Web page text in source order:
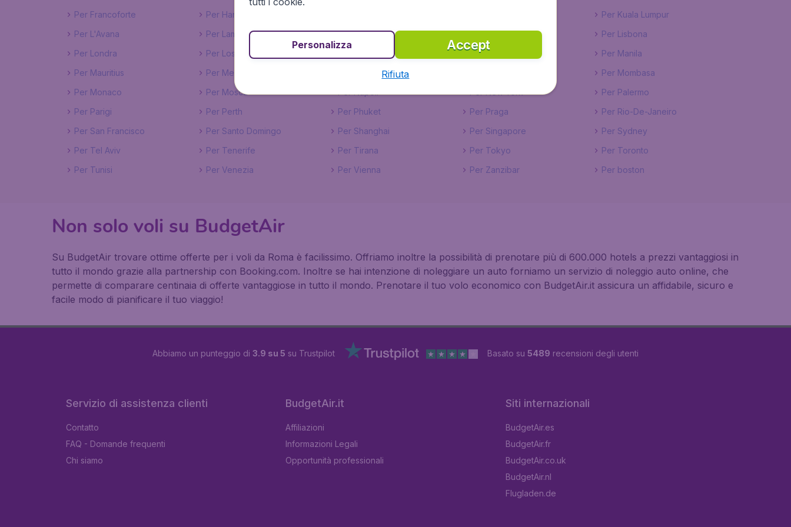
Per Francoforte
Per Hanoi
Per Kuala Lumpur
Per L'Avana
Per Lamezia Per Las Vegas Per Lima
Per Lisbona
Per Londra
Per Los Angeles Per Malè
Per Manila
Per Mauritius
Per Melbourne
Per Mombasa
Per Monaco
Per Mosca Per Napoli Per New York
Per Palermo
Per Parigi
Per Perth Per Phuket Per Praga
Per Rio-De-Janeiro
Per San Francisco
Per Santo Domingo Per Shanghai Per Singapore
Per Sydney
Per Tel Aviv
Per Tenerife Per Tirana Per Tokyo
Per Toronto
Per Tunisi
Per Venezia Per Vienna Per Zanzibar Per boston
Non solo voli su BudgetAir
Su BudgetAir trovare ottime offerte per i voli da Roma è facilissimo. Offriamo inoltre la possibilità di prenotare più di 600.000 hotels a prezzi vantaggiosi in
tutto il mondo grazie alla partnership con Booking.com. Inoltre se hai intenzione di noleggiare un auto forniamo un servizio di noleggio auto online, che
permette di comparare centinaia di offerte vantaggiose in tutto il mondo. Prenotare il tuo volo economico con BudgetAir.it assicura un affidabile, sicuro e
facile modo di pianificare il tuo viaggio!
Abbiamo un punteggio di 3.9 su 5 su Trustpilot Basato su 5489 recensioni degli utenti
Servizio di assistenza clienti
Contatto
FAQ - Domande frequenti
Chi siamo
BudgetAir.it
Affiliazioni
Informazioni Legali
Opportunità professionali
Siti internazionali
BudgetAir.es
BudgetAir.fr
BudgetAir.co.uk
BudgetAir.nl
Flugladen.de
Accept
Personalizza
Rifiuta